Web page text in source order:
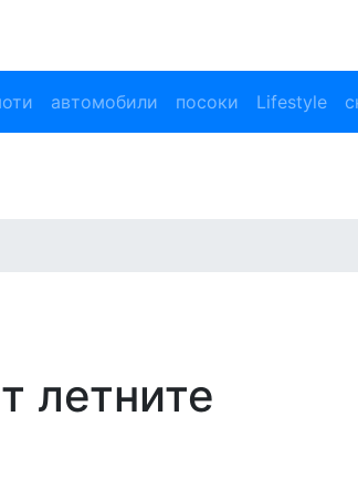
автомобили посоки Lifestyle
летните